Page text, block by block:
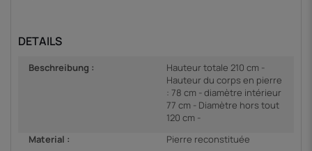
DETAILS
Beschreibung :
Hauteur totale 210 cm -
Hauteur du corps en pierre
: 78 cm - diamètre intérieur
77 cm - Diamètre hors tout
120 cm -
Material :
Pierre reconstituée